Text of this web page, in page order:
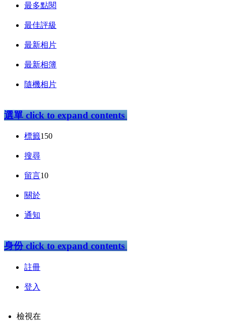
最多點閱
最佳評級
最新相片
最新相簿
隨機相片
選單click to expand contents
標籤150
搜尋
留言10
關於
通知
身份click to expand contents
註冊
登入
檢視在